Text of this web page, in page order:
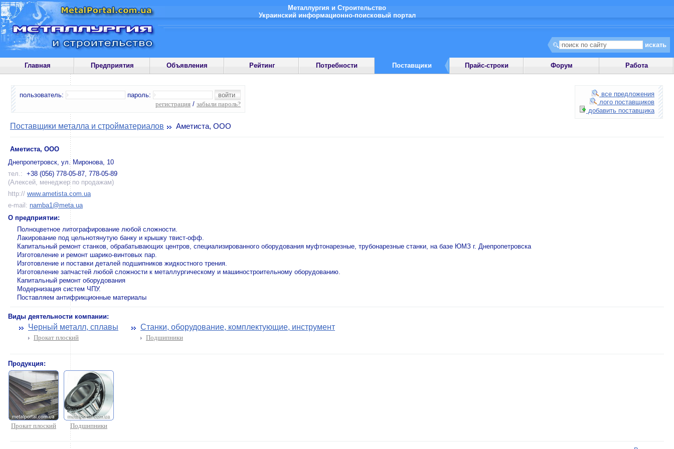
Металлургия и Строительство
Украинский информационно-поисковый портал
Главная Предприятия Объявления Рейтинг Потребности Поставщики Прайс-строки Форум Работа
пользователь:
пароль:
регистрация / забыли пароль?
все предложения
лого поставщиков
добавить поставщика
Поставщики металла и стройматериалов Аметиста, OOO
Аметиста, OOO
Днепропетровск, ул. Миронова, 10
тел.: +38 (056) 778-05-87, 778-05-89
(Алексей, менеджер по продажам)
http:// www.ametista.com.ua
e-mail: namba1@meta.ua
О предприятии:
Полноцветное литографирование любой сложности.
Лакирование под цельнотянутую банку и крышку твист-офф.
Капитальный ремонт станков, обрабатывающих центров, специализированного оборудования муфтонарезные, трубонарезные станки, на базе ЮМЗ г. Днепропетровска
Изготовление и ремонт шарико-винтовых пар.
Изготовление и поставки деталей подшипников жидкостного трения.
Изготовление запчастей любой сложности к металлургическому и машиностроительному оборудованию.
Капитальный ремонт оборудования
Модернизация систем ЧПУ.
Поставляем антифрикционные материалы
Виды деятельности компании:
Черный металл, сплавы
Прокат плоский
Станки, оборудование, комплектующие, инструмент
Подшипники
Продукция:
Прокат плоский Подшипники